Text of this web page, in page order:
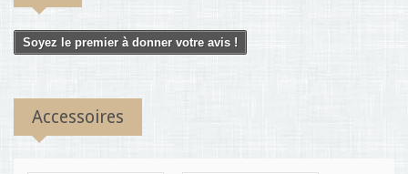
Soyez le premier à donner votre avis !
Accessoires